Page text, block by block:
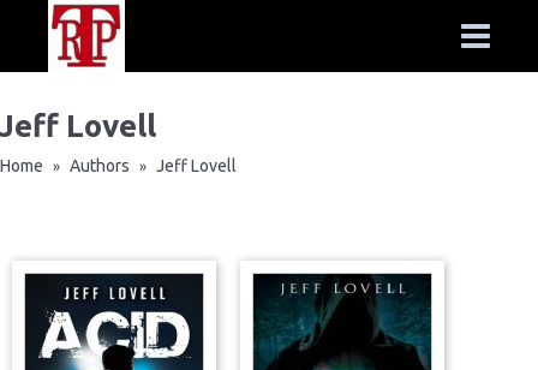
Lovell
Home » Authors » Jeff Lovell